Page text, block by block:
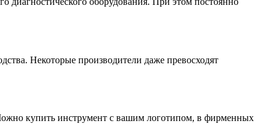
Некоторые производители даже превосходят
купить инструмент с вашим логотипом, в фирменных